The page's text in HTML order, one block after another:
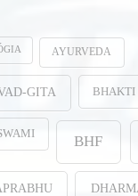
AYURVEDA
GITA BHAKTI
BHF